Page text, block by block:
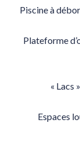
Piscine à
Plateforme
« Lacs
Espaces